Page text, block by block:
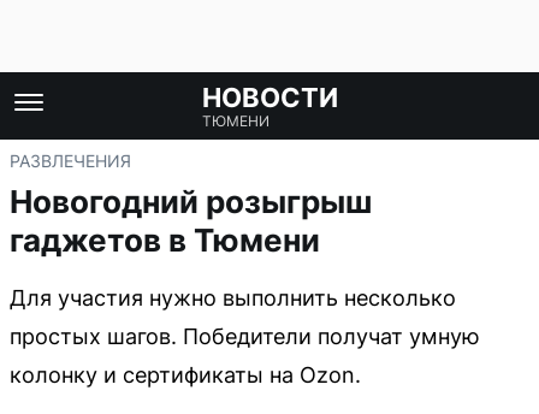
НОВОСТИ
ТЮМЕНИ
РАЗВЛЕЧЕНИЯ
Новогодний розыгрыш
гаджетов в Тюмени
Для участия нужно выполнить несколько
простых шагов. Победители получат умную
колонку и сертификаты на Ozon.